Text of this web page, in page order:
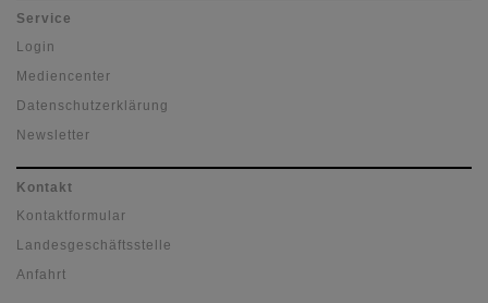
Service
Login
Mediencenter
Datenschutzerklärung
Newsletter
Kontakt
Kontaktformular
Landesgeschäftsstelle
Anfahrt